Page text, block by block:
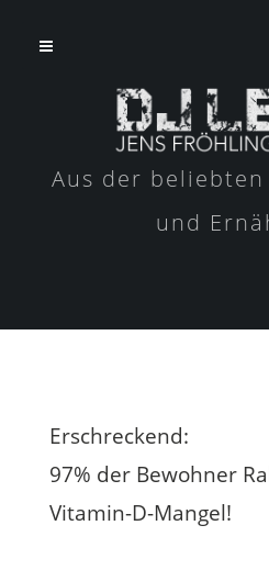
Aus der beliebten
und
Erschreckend:
97% der Bewohner
Vitamin-D-Mangel!